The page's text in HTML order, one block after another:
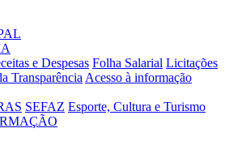
e Despesas Folha Salarial Licitações
Transparência Acesso à informação
SEFAZ Esporte, Cultura e Turismo